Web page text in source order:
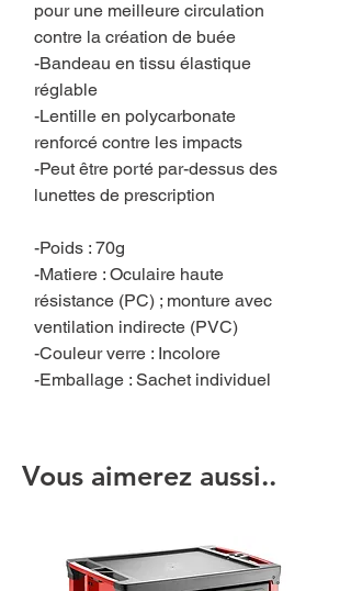
pour une meilleure circulation
contre la création de buée
-Bandeau en tissu élastique
réglable
-Lentille en polycarbonate
renforcé contre les impacts
-Peut être porté par-dessus des
lunettes de prescription
-Poids : 70g
-Matiere : Oculaire haute
résistance (PC) ; monture avec
ventilation indirecte (PVC)
-Couleur verre : Incolore
-Emballage : Sachet individuel
Vous aimerez aussi..